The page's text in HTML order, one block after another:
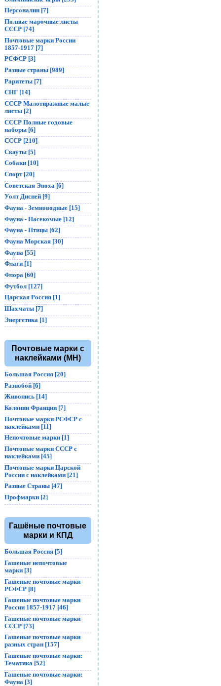
Персоналии [7]
Полные марочные листы
СССР [74]
Почтовые марки России
1857-1917 [7]
РСФСР [3]
Разные страны [989]
Раритеты [7]
СНГ [14]
СССР Малотиражные малые
листы [2]
СССР Полные годовые
наборы [6]
СССР [210]
Скауты [5]
Собаки [10]
Спорт [20]
Советская Эпоха [6]
Уолт Дисней [9]
Фауна - Земноводные [15]
Фауна - Насекомые [12]
Фауна - Птицы [62]
Фауна Морская [30]
Фауна [55]
Флаги [1]
Флора [60]
Футбол [127]
Царская Россия [1]
Шахматы [7]
Энергетика [1]
Почтовые марки с
наклейками (MH)
Большая Россия [20]
Разнобой [6]
Живопись [14]
Колонии Франции [7]
Почтовые марки РСФСР с
наклейками [11]
Непочтовые марки [1]
Почтовые марки СССР с
наклейками [45]
Почтовые марки Царской
России с наклейками [21]
Разные Страны [47]
Профмарки [2]
Гашёные почтовые
марки и КПД
Большая Россия [5]
Гашеные непочтовые
марки [3]
Гашеные почтовые марки
РСФСР [8]
Гашеные почтовые марки
России 1857-1917 [46]
Гашеные почтовые марки
СССР [73]
Гашеные почтовые марки
разных стран [157]
Гашеные почтовые марки:
Тематика [52]
Гашеные почтовые марки:
Фауна [3]